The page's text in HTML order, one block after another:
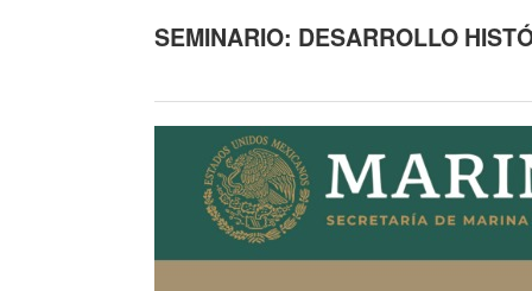
SEMINARIO: DESARROLLO